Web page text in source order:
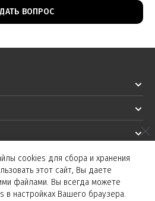
ВОПРОС
cookies для сбора и хранения
этот сайт, Вы даете
файлами. Вы всегда можете
в настройках Вашего браузера.